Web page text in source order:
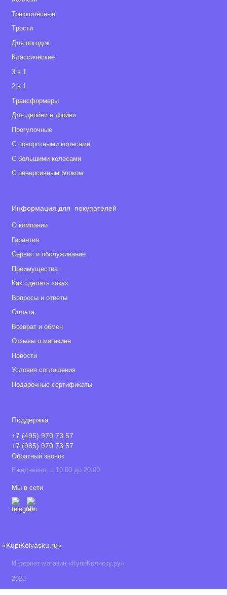
Трехколёсные
Tрости
Для погодок
Классические
3 в 1
2 в 1
Tрансформеры
Для двойни и тройни
Прогулочные
С поворотными колесами
С большими колесами
С реверсивным блоком
Информация для покупателей
О компании
Гарантия
Сервис и обслуживание
Преимущества
Как сделать заказ
Вопросы и ответы
Оплата
Возврат и обмен
Отзывы о магазине
Новости
Условия соглашения
Подарочные сертификаты
Поддержка
+7 (495) 970 73 57
+7 (985) 970 73 57
Обратный звонок
Ежедневно, с 10.00 до 20.00
Мы в сети
«KupiKolyasku.ru»
Интернет-магазин «КупиКоляску.ру»
2023